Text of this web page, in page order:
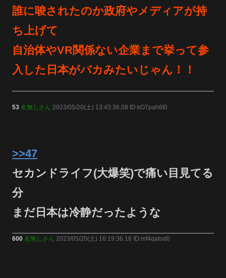
誰に唆されたのか政府やメディアが持
ち上げて
自治体やVR関係ない企業まで挙って参
入した日本がバカみたいじゃん！！
53 名無しさん 2023/05/20(土) 13:43:36.08 ID:kO7pah6t0
>>47
セカンドライフ(大爆笑)で痛い目見てる
分
まだ日本は冷静だったような
600 名無しさん 2023/05/20(土) 16:19:36.16 ID:mf4qatod0